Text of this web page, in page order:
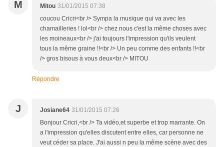
M Mitou 31/01/2015 07:38
coucou Cricri<br /> Sympa la musique qui va avec les
chamailleries ! lol<br /> chez nous c'est la même choses avec
les moineaux<br /> j'ai toujours l'impression qu'ils veulent
tous la même graine !!<br /> Un peu comme des enfants !!<br
/> gros bisous à vous deux<br /> MITOU
Répondre
J Josiane64 31/01/2015 07:26
Bonjour Cricri,<br /> Ta vidéo,et superbe et trop marrante. On
a l'impression qu'elles discutent entre elles, car personne ne
veut céder sa place. J'ai aussi n peu la même scène avec des